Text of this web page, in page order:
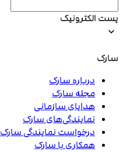
پست الکترونیک
سارک
درباره سارک
مجله سارک
هدایای سازمانی
نمایندگی‌های سارک
درخواست نمایندگی سارک
همکاری با سارک